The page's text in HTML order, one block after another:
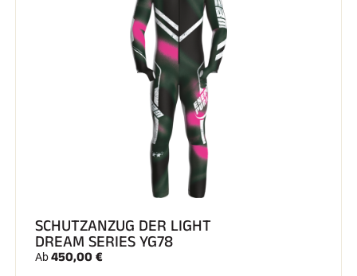
SCHUTZANZUG DER LIGHT
DREAM SERIES YG78
Ab450,00 €